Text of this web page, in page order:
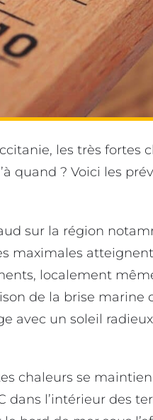
les très fortes
quand ? Voici les
sur la région
maximales atteignent
localement même
de la brise marine
avec un soleil
chaleurs se
dans l’intérieur des